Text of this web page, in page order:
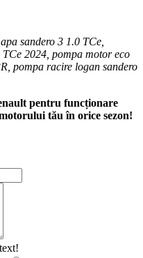
sandero 3 1.0 TCe,
2024, pompa motor eco
pompa racire logan sandero
pentru funcționare
tău în orice sezon!